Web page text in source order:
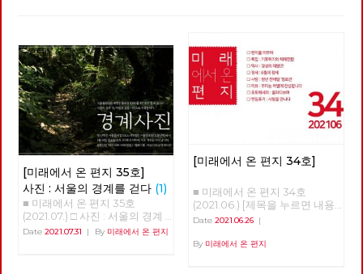
[미래에서 온 편지 35호]
사진 : 서울의 경계를 걷다 (1)
■ 미래에서 온 편지 35호
(2021.07.) □ 사진 : 서울의 경계
를 걷다 글 : 현린 사진 : 강남욱,
Date 2021.07.31 | By 미래에서 온 편지
[미래에서 온 편지 34호]
■ 미래에서 온 편지 34호
(2021.06.) [제목을 누르면 내용
을 볼 수 있습니다.] □ 편지를 띄
전환 □ 역사 : 경성의 재발견 □
Date 2021.06.26|
By 미래에서 온 편지